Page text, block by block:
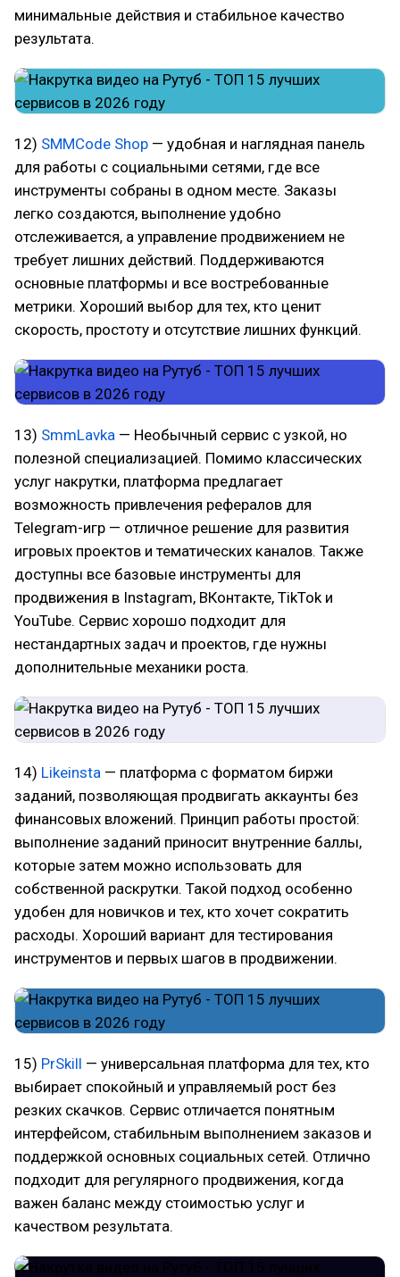
минимальные действия и стабильное качество
результата.
12) SMMCode Shop — удобная и наглядная панель
для работы с социальными сетями, где все
инструменты собраны в одном месте. Заказы
легко создаются, выполнение удобно
отслеживается, а управление продвижением не
требует лишних действий. Поддерживаются
основные платформы и все востребованные
метрики. Хороший выбор для тех, кто ценит
скорость, простоту и отсутствие лишних функций.
13) SmmLavka — Необычный сервис с узкой, но
полезной специализацией. Помимо классических
услуг накрутки, платформа предлагает
возможность привлечения рефералов для
Telegram-игр — отличное решение для развития
игровых проектов и тематических каналов. Также
доступны все базовые инструменты для
продвижения в Instagram, ВКонтакте, TikTok и
YouTube. Сервис хорошо подходит для
нестандартных задач и проектов, где нужны
дополнительные механики роста.
14) Likeinsta — платформа с форматом биржи
заданий, позволяющая продвигать аккаунты без
финансовых вложений. Принцип работы простой:
выполнение заданий приносит внутренние баллы,
которые затем можно использовать для
собственной раскрутки. Такой подход особенно
удобен для новичков и тех, кто хочет сократить
расходы. Хороший вариант для тестирования
инструментов и первых шагов в продвижении.
15) PrSkill — универсальная платформа для тех, кто
выбирает спокойный и управляемый рост без
резких скачков. Сервис отличается понятным
интерфейсом, стабильным выполнением заказов и
поддержкой основных социальных сетей. Отлично
подходит для регулярного продвижения, когда
важен баланс между стоимостью услуг и
качеством результата.